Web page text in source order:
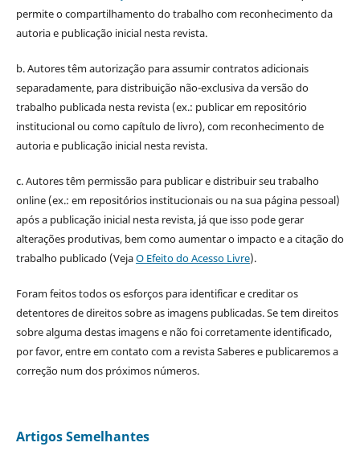
permite o compartilhamento do trabalho com reconhecimento da
autoria e publicação inicial nesta revista.
b. Autores têm autorização para assumir contratos adicionais
separadamente, para distribuição não-exclusiva da versão do
trabalho publicada nesta revista (ex.: publicar em repositório
institucional ou como capítulo de livro), com reconhecimento de
autoria e publicação inicial nesta revista.
c. Autores têm permissão para publicar e distribuir seu trabalho
online (ex.: em repositórios institucionais ou na sua página pessoal)
após a publicação inicial nesta revista, já que isso pode gerar
alterações produtivas, bem como aumentar o impacto e a citação do
trabalho publicado (VejaO Efeito do Acesso Livre).
Foram feitos todos os esforços para identificar e creditar os
detentores de direitos sobre as imagens publicadas. Se tem direitos
sobre alguma destas imagens e não foi corretamente identificado,
por favor, entre em contato com a revista Saberes e publicaremos a
correção num dos próximos números.
Artigos Semelhantes